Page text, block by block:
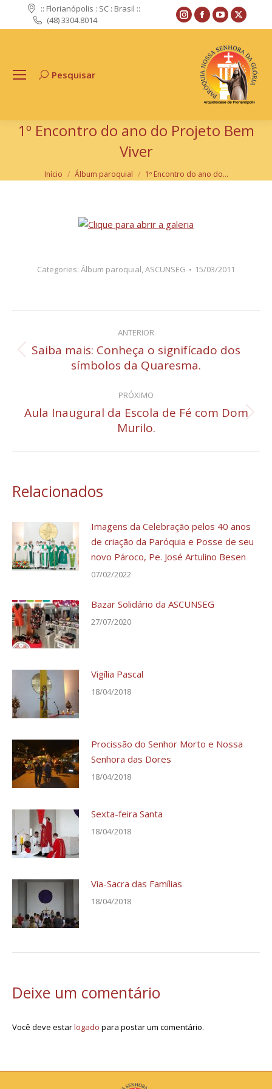
:: Florianópolis : SC : Brasil ::
(48) 3304.8014
Instagram
page
new
window
Facebook
page
opens
in
new
window
YouTube
page
opens
in
new
window
X
page
in
new
Search:Pesquisar
1º Encontro do ano do Projeto Bem
Viver
Você está aqui:
Início Álbum paroquial 1º Encontro do ano do…
Categories: Álbum paroquial,ASCUNSEG 15/03/2011
Navegação
de
ANTERIOR
Post
anterior:
Saiba mais: Conheça o signifícado dos
símbolos da Quaresma.
PRÓXIMO
Próximo
post:
Aula Inaugural da Escola de Fé com Dom
Murilo.
Relacionados
Imagens da Celebração pelos 40 anos
de criação da Paróquia e Posse de seu
novo Pároco, Pe. José Artulino Besen
07/02/2022
Bazar Solidário da ASCUNSEG
27/07/2020
Vigília Pascal
18/04/2018
Procissão do Senhor Morto e Nossa
Senhora das Dores
18/04/2018
Sexta-feira Santa
18/04/2018
Via-Sacra das Famílias
18/04/2018
Deixe um comentário
Você deve estarlogado para postar um comentário.